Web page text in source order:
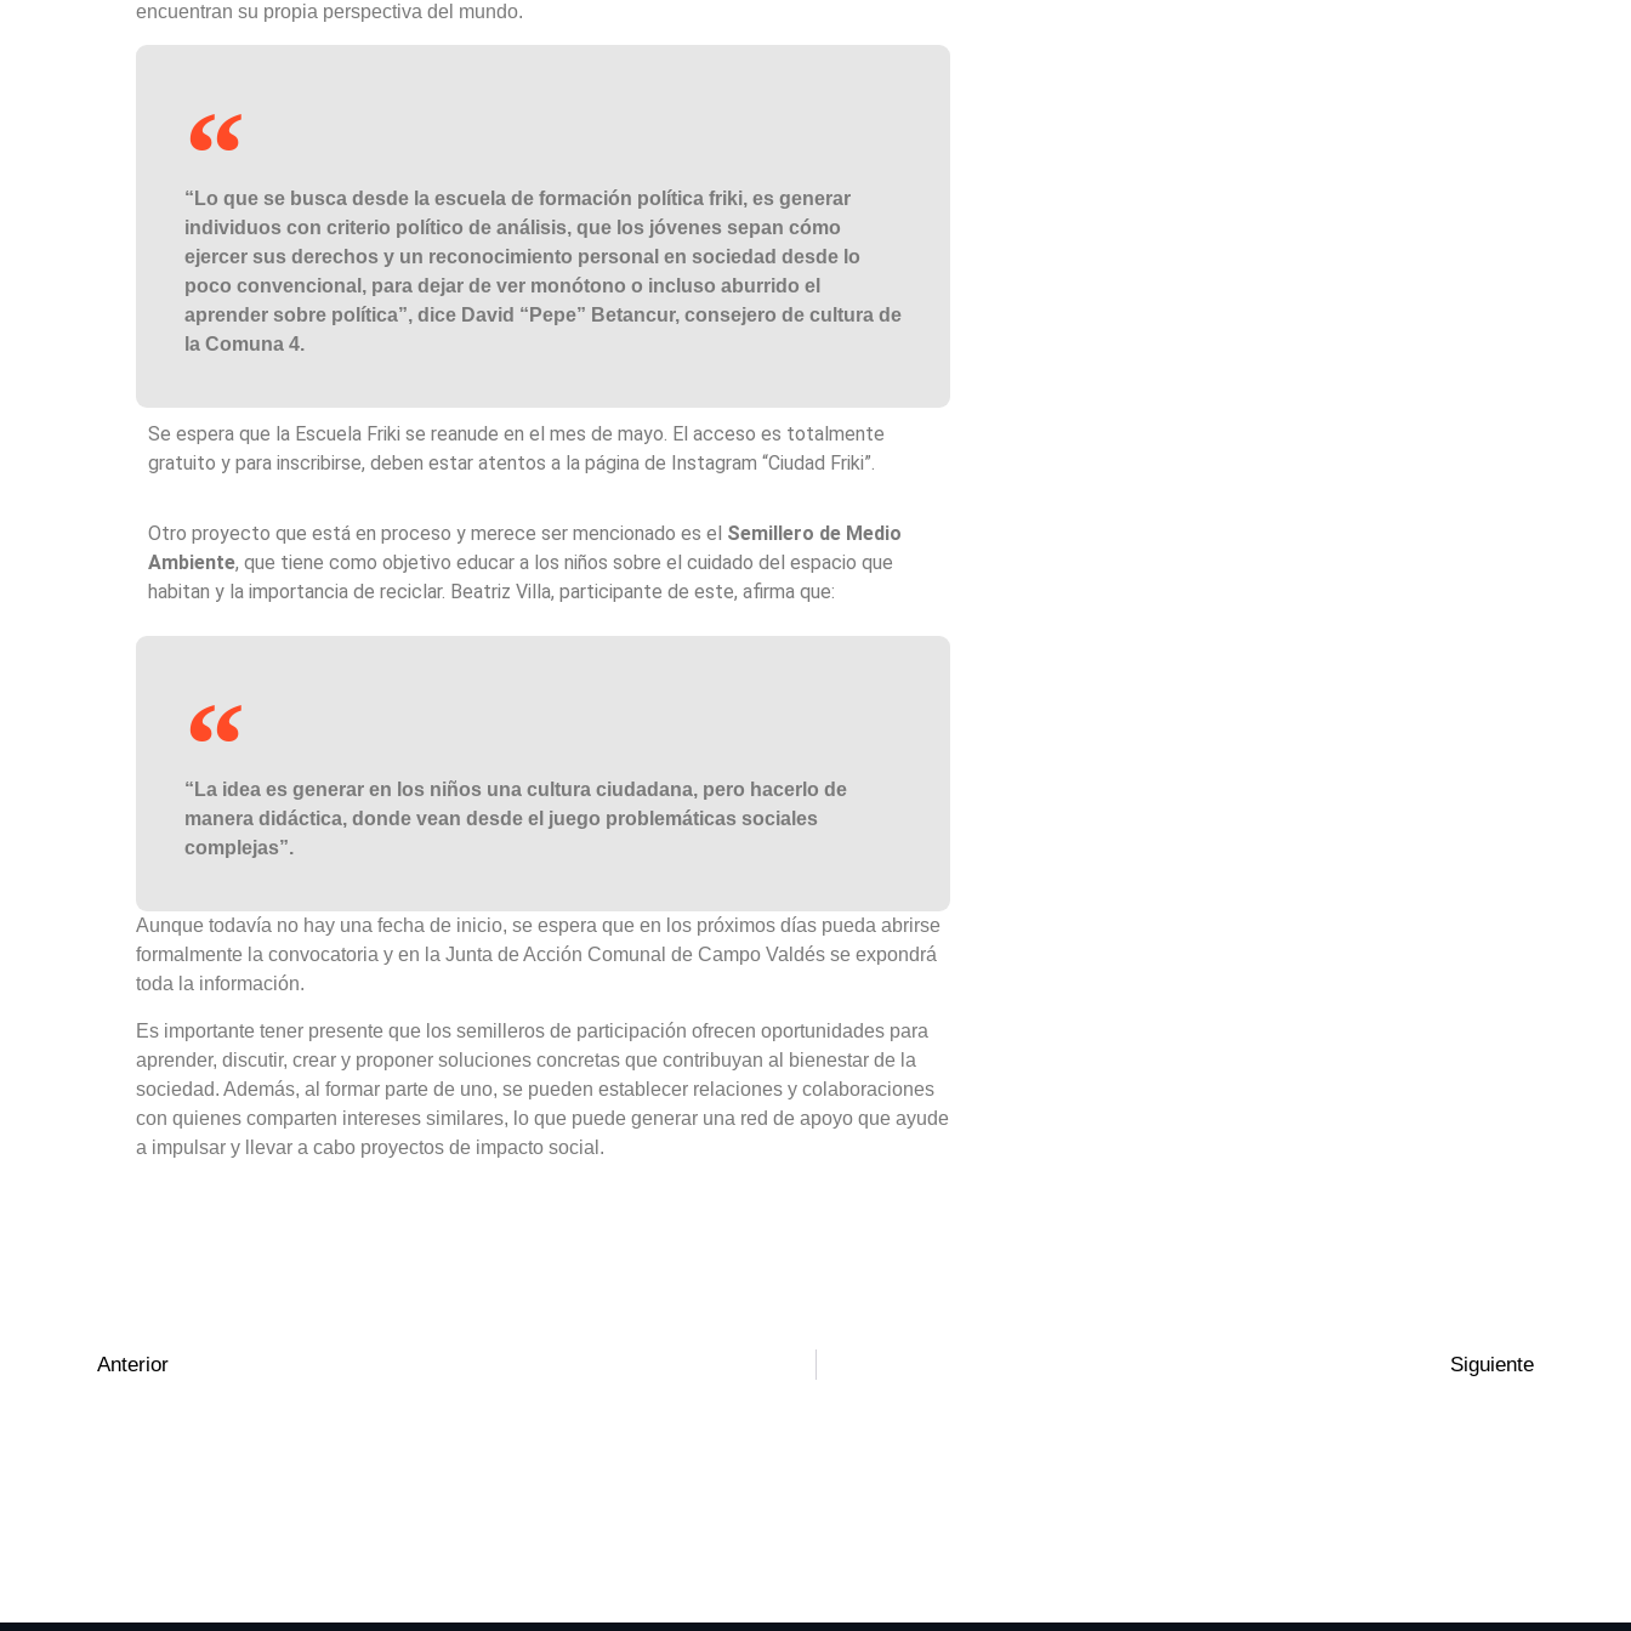
encuentran su propia perspectiva del mundo.
“Lo que se busca desde la escuela de formación política friki, es generar
individuos con criterio político de análisis, que los jóvenes sepan cómo
ejercer sus derechos y un reconocimiento personal en sociedad desde lo
poco convencional, para dejar de ver monótono o incluso aburrido el
aprender sobre política”, dice David “Pepe” Betancur, consejero de cultura de
la Comuna 4.
Se espera que la Escuela Friki se reanude en el mes de mayo. El acceso es totalmente
gratuito y para inscribirse, deben estar atentos a la página de Instagram “Ciudad Friki”.
Otro proyecto que está en proceso y merece ser mencionado es el Semillero de Medio
Ambiente, que tiene como objetivo educar a los niños sobre el cuidado del espacio que
habitan y la importancia de reciclar. Beatriz Villa, participante de este, afirma que:
“La idea es generar en los niños una cultura ciudadana, pero hacerlo de
manera didáctica, donde vean desde el juego problemáticas sociales
complejas”.
Aunque todavía no hay una fecha de inicio, se espera que en los próximos días pueda abrirse
formalmente la convocatoria y en la Junta de Acción Comunal de Campo Valdés se expondrá
toda la información.
Es importante tener presente que los semilleros de participación ofrecen oportunidades para
aprender, discutir, crear y proponer soluciones concretas que contribuyan al bienestar de la
sociedad. Además, al formar parte de uno, se pueden establecer relaciones y colaboraciones
con quienes comparten intereses similares, lo que puede generar una red de apoyo que ayude
a impulsar y llevar a cabo proyectos de impacto social.
Anterior Siguiente